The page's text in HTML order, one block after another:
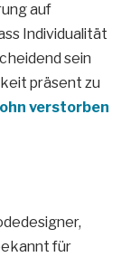
auf
Individualität
sein
präsent zu
verstorben
für